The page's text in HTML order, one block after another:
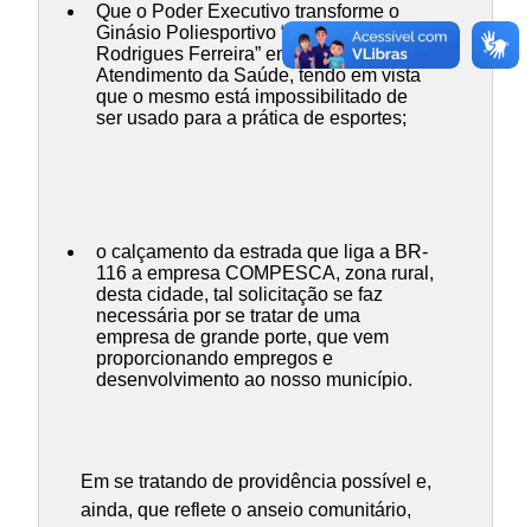
Que o Poder Executivo transforme o
Ginásio Poliesportivo “Geraldo
Rodrigues Ferreira” em um Centro de
Atendimento da Saúde, tendo em vista
que o mesmo está impossibilitado de
ser usado para a prática de esportes;
o calçamento da estrada que liga a BR-
116 a empresa COMPESCA, zona rural,
desta cidade, tal solicitação se faz
necessária por se tratar de uma
empresa de grande porte, que vem
proporcionando empregos e
desenvolvimento ao nosso município.
Em se tratando de providência possível e,
ainda, que reflete o anseio comunitário,